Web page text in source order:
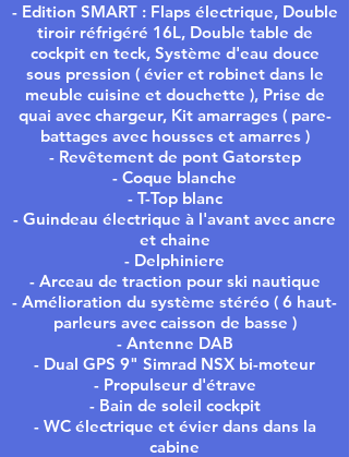
- Edition SMART : Flaps électrique, Double
tiroir réfrigéré 16L, Double table de
cockpit en teck, Système d'eau douce
sous pression ( évier et robinet dans le
meuble cuisine et douchette ), Prise de
quai avec chargeur, Kit amarrages ( pare-
battages avec housses et amarres )
- Revêtement de pont Gatorstep
- Coque blanche
- T-Top blanc
- Guindeau électrique à l'avant avec ancre
et chaine
- Delphiniere
- Arceau de traction pour ski nautique
- Amélioration du système stéréo ( 6 haut-
parleurs avec caisson de basse )
- Antenne DAB
- Dual GPS 9" Simrad NSX bi-moteur
- Propulseur d'étrave
- Bain de soleil cockpit
- WC électrique et évier dans dans la
cabine